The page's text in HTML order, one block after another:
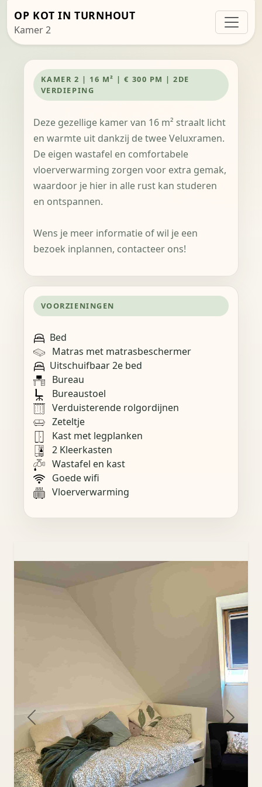
OP KOT IN TURNHOUT
Kamer 2
KAMER 2 | 16 M² | € 300 PM | 2DE
VERDIEPING
Deze gezellige kamer van 16 m² straalt licht
en warmte uit dankzij de twee Veluxramen.
De eigen wastafel en comfortabele
vloerverwarming zorgen voor extra gemak,
waardoor je hier in alle rust kan studeren
en ontspannen.
Wens je meer informatie of wil je een
bezoek inplannen, contacteer ons!
VOORZIENINGEN
Bed
Matras met matrasbeschermer
Uitschuifbaar 2e bed
Bureau
Bureaustoel
Verduisterende rolgordijnen
Zeteltje
Kast met legplanken
2 Kleerkasten
Wastafel en kast
Goede wifi
Vloerverwarming
Previous Next